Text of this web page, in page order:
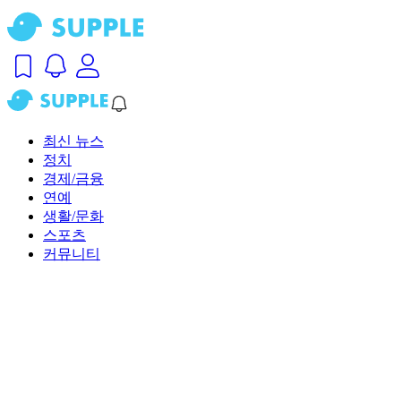
최신 뉴스
정치
경제/금융
연예
생활/문화
스포츠
커뮤니티